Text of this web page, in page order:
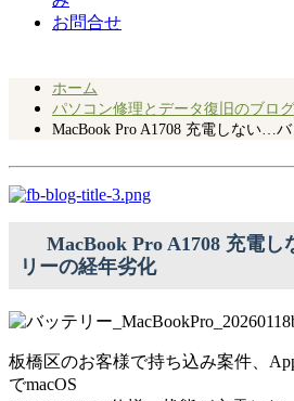
お問合せ
ホーム
パソコン修理とデータ復旧のブロ
MacBook Pro A1708 充電しない…
MacBook Pro A1708 充電
リーの経年劣化
板橋区のお客様で持ち込み案件、
でmacOS